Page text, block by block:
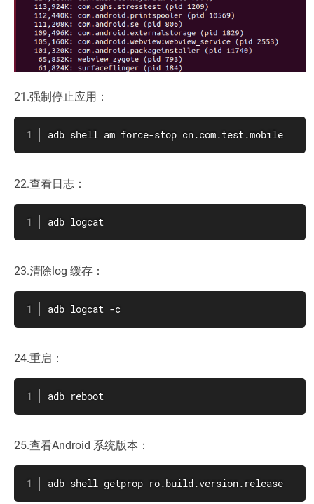
21.强制停止应用：
adb shell am force-stop cn.com.test.mobile
22.查看日志：
adb logcat
23.清除log 缓存：
adb logcat -c
24.重启：
adb reboot
25.查看Android 系统版本：
adb shell getprop ro.build.version.release